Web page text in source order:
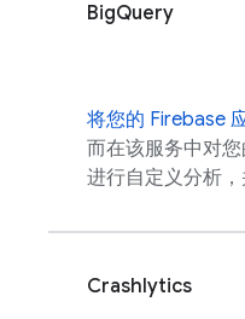
BigQuery
将您的 Firebase
而在该服务中对
进行自定义分析，
Crashlytics